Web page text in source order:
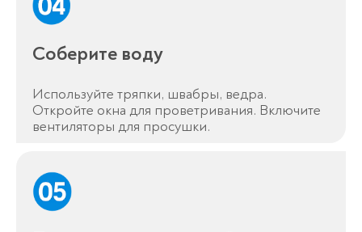
Соберите воду
Используйте тряпки, швабры, ведра.
Откройте окна для проветривания. Включите
вентиляторы для просушки.